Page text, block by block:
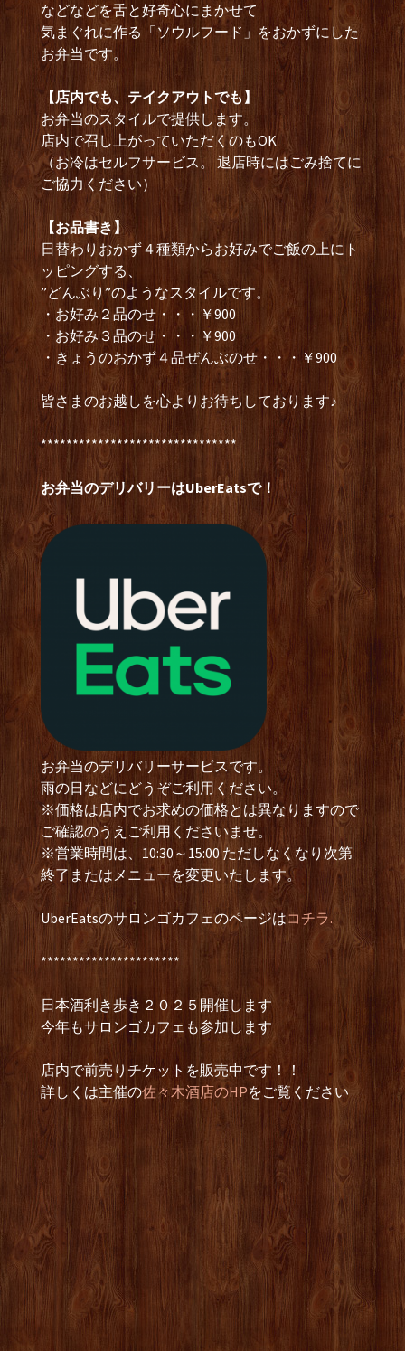
などなどを舌と好奇心にまかせて
気まぐれに作る「ソウルフード」をおかずにした
お弁当です。
【店内でも、テイクアウトでも】
お弁当のスタイルで提供します。
店内で召し上がっていただくのもOK
（お冷はセルフサービス。 退店時にはごみ捨てに
ご協力ください）
【お品書き】
日替わりおかず４種類からお好みでご飯の上にト
ッピングする、
”どんぶり”のようなスタイルです。
・お好み２品のせ・・・￥900
・お好み３品のせ・・・￥900
・きょうのおかず４品ぜんぶのせ・・・￥900
皆さまのお越しを心よりお待ちしております♪
*******************************
お弁当のデリバリーはUberEatsで！
お弁当のデリバリーサービスです。
雨の日などにどうぞご利用ください。
※価格は店内でお求めの価格とは異なりますので
ご確認のうえご利用くださいませ。
※営業時間は、10:30～15:00 ただしなくなり次第
終了またはメニューを変更いたします。
UberEatsのサロンゴカフェのページはコチラ.
**********************
日本酒利き歩き２０２５開催します
今年もサロンゴカフェも参加します
店内で前売りチケットを販売中です！！
詳しくは主催の佐々木酒店のHPをご覧ください